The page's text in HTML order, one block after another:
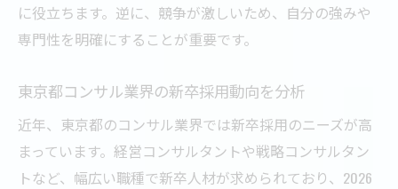
に役立ちます。逆に、競争が激しいため、自分の強みや
専門性を明確にすることが重要です。
東京都コンサル業界の新卒採用動向を分析
近年、東京都のコンサル業界では新卒採用のニーズが高
まっています。経営コンサルタントや戦略コンサルタン
トなど、幅広い職種で新卒人材が求められており、2026